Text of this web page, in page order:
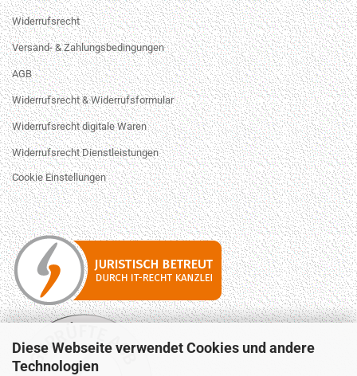
Diese Webseite verwendet Cookies und andere
Technologien
Widerrufsrecht
Versand- & Zahlungsbedingungen
AGB
Widerrufsrecht & Widerrufsformular
Widerrufsrecht digitale Waren
Widerrufsrecht Dienstleistungen
Cookie Einstellungen